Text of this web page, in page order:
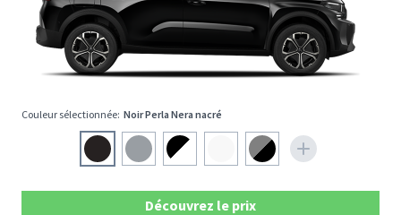
Couleur sélectionnée: Noir Perla Nera nacré
Découvrez le prix